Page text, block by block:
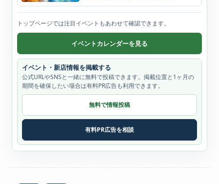
トップページでは注目イベントもあわせて確認できます。
イベントカレンダーを見る
イベント・新店情報を掲載する
公式URLやSNSと一緒に無料で投稿できます。掲載位置と1ヶ月の
期間を確保したい場合は有料PR広告も利用できます。
無料で情報投稿
有料PR広告を相談